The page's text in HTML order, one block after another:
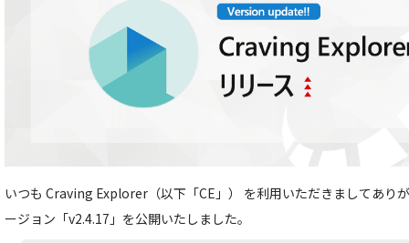
いつも Craving Explorer（以下「CE」） を利用いただきましてあり
ージョン「v2.4.17」を公開いたしました。